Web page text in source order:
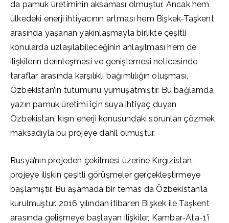
da pamuk üretiminin aksaması olmuştur. Ancak hem
ülkedeki enerji ihtiyacının artması hem Bişkek-Taşkent
arasında yaşanan yakınlaşmayla birlikte çeşitli
konularda uzlaşılabileceğinin anlaşılması hem de
ilişkilerin derinleşmesi ve genişlemesi neticesinde
taraflar arasında karşılıklı bağımlılığın oluşması,
Özbekistan’ın tutumunu yumuşatmıştır. Bu bağlamda
yazın pamuk üretimi için suya ihtiyaç duyan
Özbekistan, kışın enerji konusundaki sorunları çözmek
maksadıyla bu projeye dahil olmuştur.
Rusya’nın projeden çekilmesi üzerine Kırgızistan,
projeye ilişkin çeşitli görüşmeler gerçekleştirmeye
başlamıştır. Bu aşamada bir temas da Özbekistan’la
kurulmuştur. 2016 yılından itibaren Bişkek ile Taşkent
arasında gelişmeye başlayan ilişkiler, Kambar-Ata-1’i